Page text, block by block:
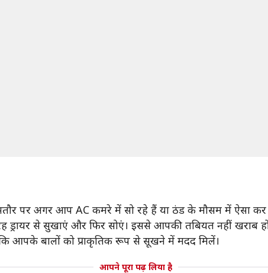
पर अगर आप AC कमरे में सो रहे हैं या ठंड के मौसम में ऐसा कर
से सुखाएं और फिर सोएं। इससे आपकी तबियत नहीं खराब
आपके बालों को प्राकृतिक रूप से सूखने में मदद मिलें।
आपने पूरा पढ़ लिया है